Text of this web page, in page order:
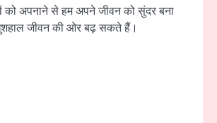
को अपनाने से हम अपने जीवन को सुंदर बना
जीवन की ओर बढ़ सकते हैं।